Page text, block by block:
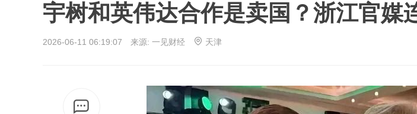
宇树和英伟达合作是卖国？浙江官媒
2026-06-11 06:19:07 来源: 一见财经 天津